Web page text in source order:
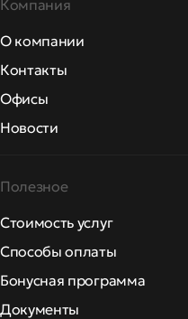
Компания
О компании
Контакты
Офисы
Новости
Полезное
Стоимость услуг
Способы оплаты
Бонусная программа
Документы